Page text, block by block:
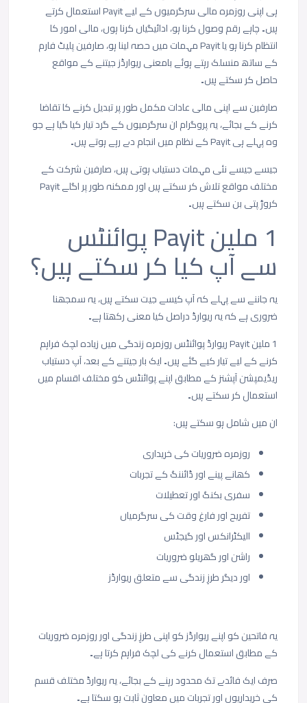
ہی اپنی روزمرہ مالی سرگرمیوں کے لیے Payit استعمال کرتے
ہیں۔ چاہے رقم وصول کرنا ہو، ادائیگیاں کرنا ہوں، مالی امور کا
انتظام کرنا ہو یا Payit مہمات میں حصہ لینا ہو، صارفین پلیٹ فارم
کے ساتھ منسلک رہتے ہوئے بامعنی ریوارڈز جیتنے کے مواقع
حاصل کر سکتے ہیں۔
صارفین سے اپنی مالی عادات مکمل طور پر تبدیل کرنے کا تقاضا
کرنے کے بجائے، یہ پروگرام ان سرگرمیوں کے گرد تیار کیا گیا ہے جو
وہ پہلے ہی Payit کے نظام میں انجام دے رہے ہوتے ہیں۔
جیسے جیسے نئی مہمات دستیاب ہوتی ہیں، صارفین شرکت کے
مختلف مواقع تلاش کر سکتے ہیں اور ممکنہ طور پر اگلے Payit
کروڑ پتی بن سکتے ہیں۔
1 ملین Payit پوائنٹس
سے آپ کیا کر سکتے ہیں؟
یہ جاننے سے پہلے کہ آپ کیسے جیت سکتے ہیں، یہ سمجھنا
ضروری ہے کہ یہ ریوارڈ دراصل کیا معنی رکھتا ہے۔
1 ملین Payit ریوارڈ پوائنٹس روزمرہ زندگی میں زیادہ لچک فراہم
کرنے کے لیے تیار کیے گئے ہیں۔ ایک بار جیتنے کے بعد، آپ دستیاب
ریڈیمپشن آپشنز کے مطابق اپنے پوائنٹس کو مختلف اقسام میں
استعمال کر سکتے ہیں۔
انمیںشاملہوسکتےہیں:
روزمرہضروریاتکیخریداری
کھانےپینےاورڈائننگکےتجربات
سفریبکنگاورتعطیلات
تفریحاورفارغوقتکیسرگرمیاں
الیکٹرانکساورگیجٹس
راشناورگھریلوضروریات
اوردیگرطرزِزندگیسےمتعلقریوارڈز
یہفاتحینکواپنےریوارڈزکواپنیطرزِزندگیاورروزمرہضروریات
کےمطابقاستعمالکرنےکیلچکفراہمکرتاہے۔
صرفایکفائدےتکمحدودرہنےکےبجائے،یہریوارڈمختلفقسم
کیخریداریوںاورتجرباتمیںمعاونثابتہوسکتاہے۔